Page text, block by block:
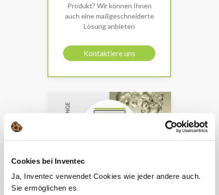
Cookies bei Inventec
Ja, Inventec verwendet Cookies wie jeder andere auch.
Sie ermöglichen es
Produkt? Wir können Ihnen
auch eine maßgeschneiderte
Lösung anbieten
Kontaktiere uns
TOPKLEAN EL 10F